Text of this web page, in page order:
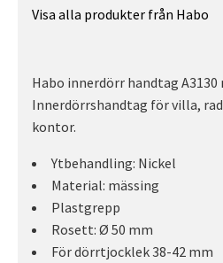
Visa alla produkter från Habo
Habo innerdörr handtag
Innerdörrshandtag för villa,
kontor.
Ytbehandling: Nickel
Material: mässing
Plastgrepp
Rosett: Ø 50 mm
För dörrtjocklek 38-42 mm